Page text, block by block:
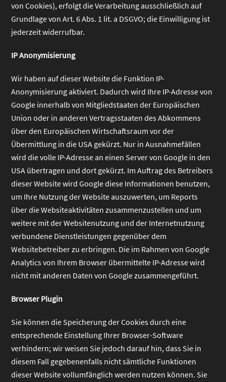
von Cookies), erfolgt die Verarbeitung ausschließlich auf
Grundlage von Art. 6 Abs. 1 lit. a DSGVO; die Einwilligung ist
jederzeit widerrufbar.
IP Anonymisierung
Wir haben auf dieser Website die Funktion IP-
Anonymisierung aktiviert. Dadurch wird Ihre IP-Adresse von
Google innerhalb von Mitgliedstaaten der Europäischen
Union oder in anderen Vertragsstaaten des Abkommens
über den Europäischen Wirtschaftsraum vor der
Übermittlung in die USA gekürzt. Nur in Ausnahmefällen
wird die volle IP-Adresse an einen Server von Google in den
USA übertragen und dort gekürzt. Im Auftrag des Betreibers
dieser Website wird Google diese Informationen benutzen,
um Ihre Nutzung der Website auszuwerten, um Reports
über die Websiteaktivitäten zusammenzustellen und um
weitere mit der Websitenutzung und der Internetnutzung
verbundene Dienstleistungen gegenüber dem
Websitebetreiber zu erbringen. Die im Rahmen von Google
Analytics von Ihrem Browser übermittelte IP-Adresse wird
nicht mit anderen Daten von Google zusammengeführt.
Browser Plugin
Sie können die Speicherung der Cookies durch eine
entsprechende Einstellung Ihrer Browser-Software
verhindern; wir weisen Sie jedoch darauf hin, dass Sie in
diesem Fall gegebenenfalls nicht sämtliche Funktionen
dieser Website vollumfänglich werden nutzen können. Sie